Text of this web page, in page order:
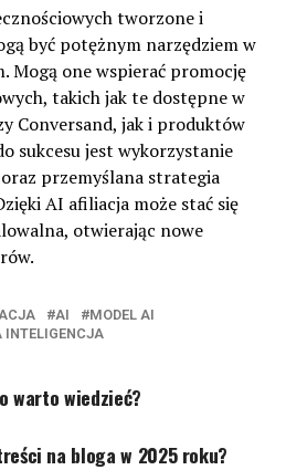
tworzone i
być potężnym narzędziem w
Mogą one wspierać promocję
takich jak te dostępne w
Conversand, jak i produktów
sukcesu jest wykorzystanie
przemyślana strategia
AI afiliacja może stać się
otwierając nowe
AI
MODEL AI
warto wiedzieć?
na bloga w 2025 roku?